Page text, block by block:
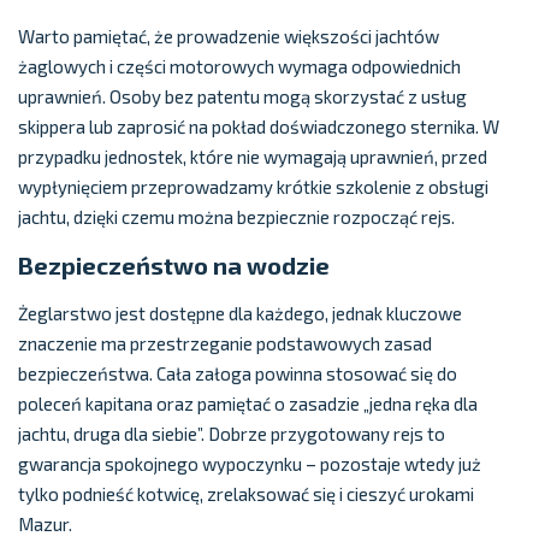
Warto pamiętać, że prowadzenie większości jachtów
żaglowych i części motorowych wymaga odpowiednich
uprawnień. Osoby bez patentu mogą skorzystać z usług
skippera lub zaprosić na pokład doświadczonego sternika. W
przypadku jednostek, które nie wymagają uprawnień, przed
wypłynięciem przeprowadzamy krótkie szkolenie z obsługi
jachtu, dzięki czemu można bezpiecznie rozpocząć rejs.
Bezpieczeństwo na wodzie
Żeglarstwo jest dostępne dla każdego, jednak kluczowe
znaczenie ma przestrzeganie podstawowych zasad
bezpieczeństwa. Cała załoga powinna stosować się do
poleceń kapitana oraz pamiętać o zasadzie „jedna ręka dla
jachtu, druga dla siebie”. Dobrze przygotowany rejs to
gwarancja spokojnego wypoczynku – pozostaje wtedy już
tylko podnieść kotwicę, zrelaksować się i cieszyć urokami
Mazur.